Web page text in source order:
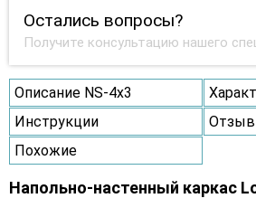
Остались вопросы?
Получите консультацию нашего
Описание NS-4х3
Инструкции
Похожие
Напольно-настенный каркас